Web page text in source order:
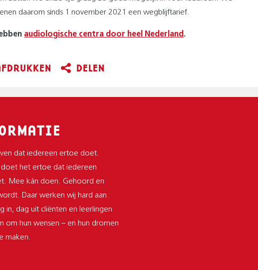
daarom sinds 1 november 2021 een wegblijftarief.
audiologische centra door heel Nederland .
DELEN
dat iedereen ertoe doet.
doet het ertoe dat iedereen
Mee kán doen. Gehoord en
Daar werken wij hard aan.
in, dag uit cliënten en leerlingen
om hun wensen – en hun dromen
maken.